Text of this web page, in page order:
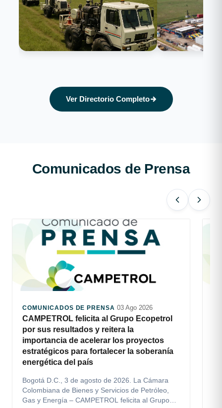
Exploración y Evaluación
Ver Directorio Completo
Comunicados de Prensa
COMUNICADOS DE PRENSA 03 Ago 2026
CAMPETROL felicita al Grupo Ecopetrol
por sus resultados y reitera la
importancia de acelerar los proyectos
estratégicos para fortalecer la soberanía
energética del país
Bogotá D.C., 3 de agosto de 2026. La Cámara
Colombiana de Bienes y Servicios de Petróleo,
Gas y Energía – CAMPETROL felicita al Grupo